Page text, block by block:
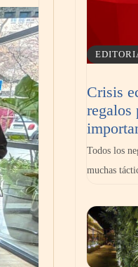
Crisis
regalos
Todos los
muchas